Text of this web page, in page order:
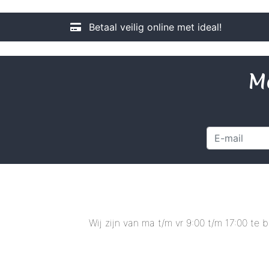
Betaal veilig online met ideal!
Wij zijn van ma t/m vr 9:00 t/m 17:00 te